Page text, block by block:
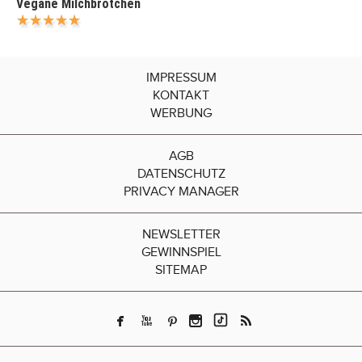
Vegane Milchbrötchen
IMPRESSUM
KONTAKT
WERBUNG
AGB
DATENSCHUTZ
PRIVACY MANAGER
NEWSLETTER
GEWINNSPIEL
SITEMAP